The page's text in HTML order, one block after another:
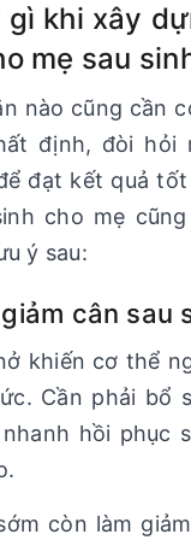
gì khi xây
mẹ sau
nào cũng cần
định, đòi hỏi
đạt kết quả
cho mẹ
ý sau:
cân sau
khiến cơ thể
Cần phải bổ
hồi phục
còn làm